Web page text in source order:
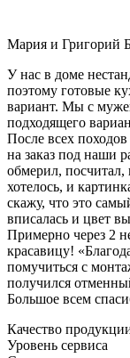
Мария и Григорий
У нас в доме
поэтому готовые
вариант. Мы с
подходящего
После всех
на заказ под наши
обмерил,
хотелось, и
скажу, что это
вписалась и цвет
Примерно через 2
красавицу!
помучиться с
получился
Большое всем
Качество
Уровень сервиса